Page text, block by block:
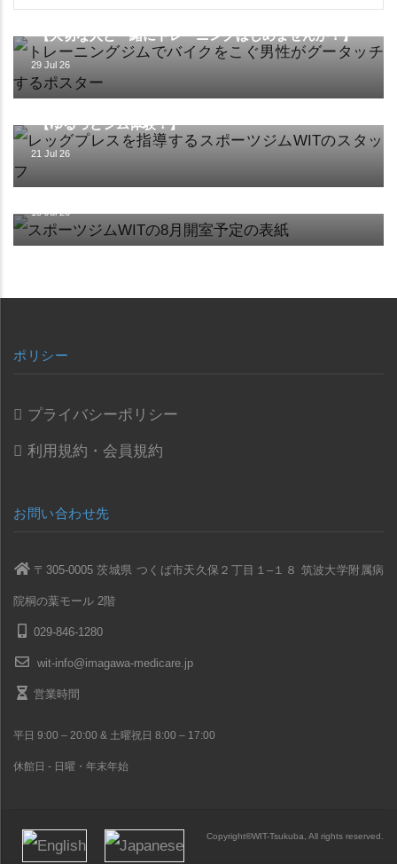
イベント
【大切な人と一緒にトレーニングはじめませんか？】
29 Jul 26
イベント
【ゆるっとジム体験！】
21 Jul 26
施設
15 Jul 26
ポリシー
プライバシーポリシー
利用規約・会員規約
お問い合わせ先
〒305-0005 茨城県 つくば市天久保２丁目１–１８ 筑波大学附属病
院桐の葉モール 2階
029-846-1280
wit-info@imagawa-medicare.jp
営業時間
平日 9:00 – 20:00 & 土曜祝日 8:00 – 17:00
休館日 - 日曜・年末年始
Copyright©WIT-Tsukuba, All rights reserved.